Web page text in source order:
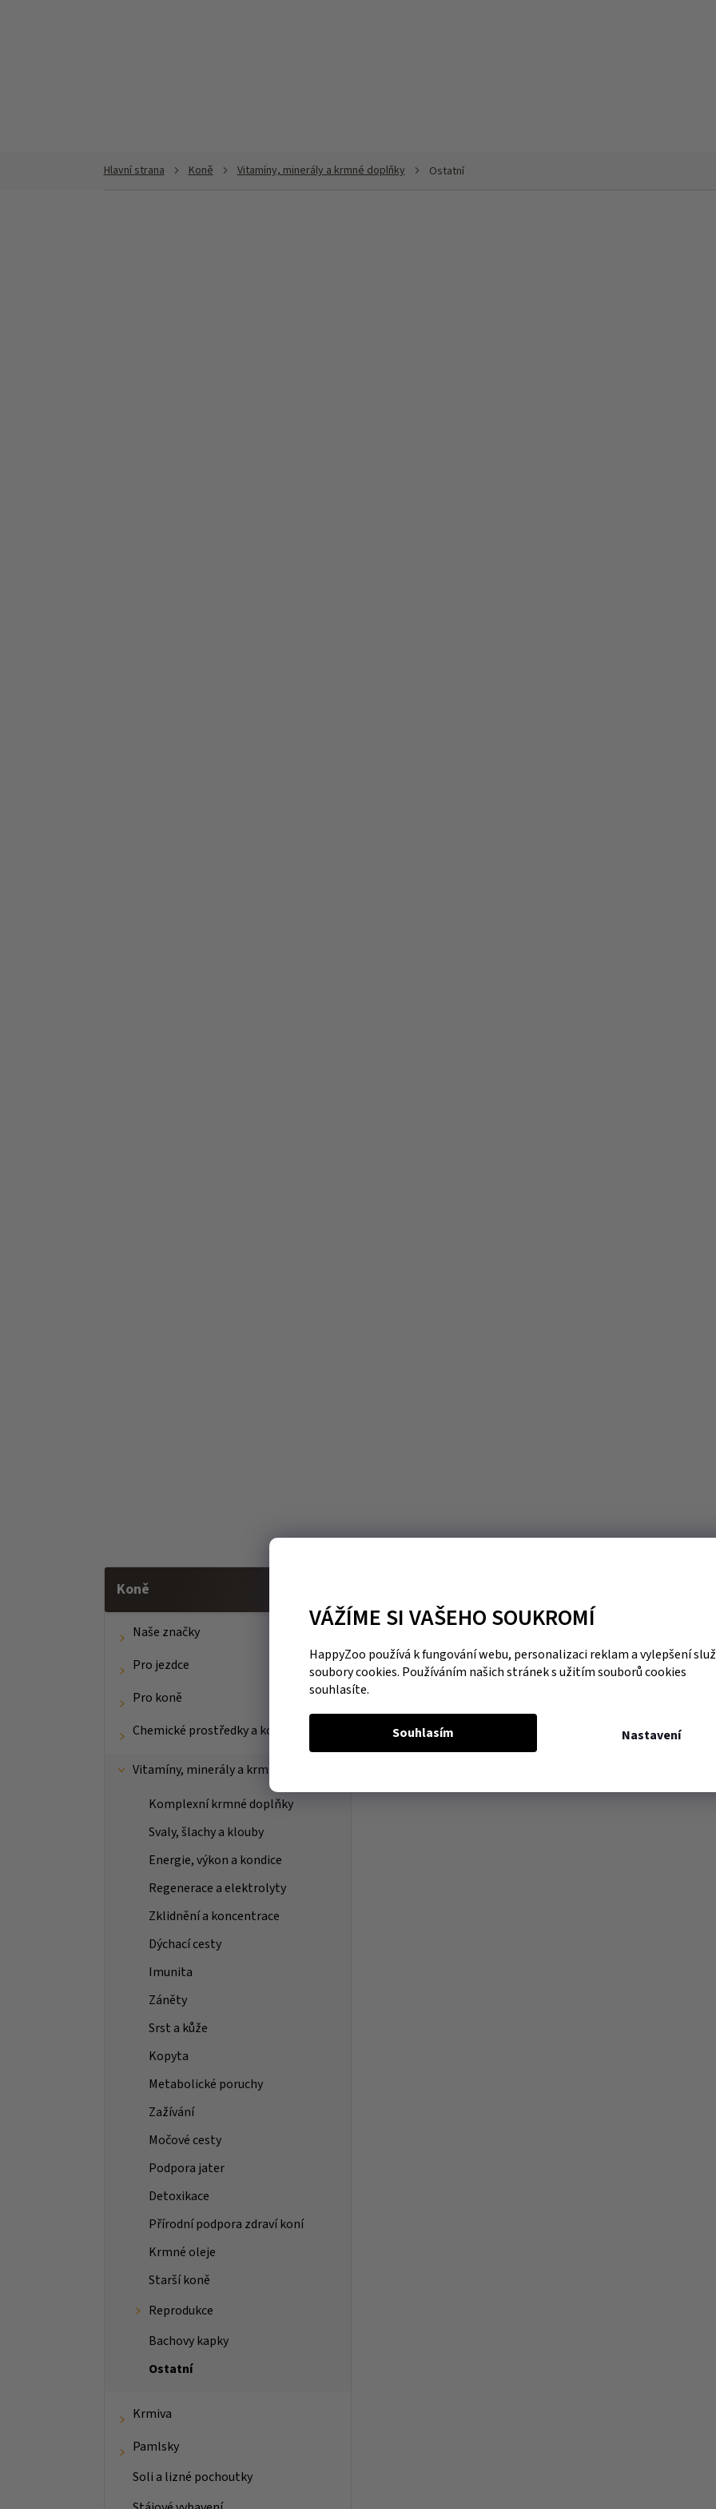
VÁŽÍME SI VAŠEHO SOUKROMÍ
HappyZoo používá k fungování webu, personalizaci reklam a vylepšení
soubory cookies. Používáním našich stránek s užitím souborů cookies
souhlasíte.
Nastavení
Souhlasím
Koně Vitamíny, minerály a krmné doplňky Ostatní
Koně
Naše značky
Pro jezdce
Pro koně
Chemické prostředky a kosmetika
Vitamíny, minerály a krmné doplňky
Komplexní krmné doplňky
Svaly, šlachy a klouby
Energie, výkon a kondice
Regenerace a elektrolyty
Zklidnění a koncentrace
Dýchací cesty
Imunita
Záněty
Srst a kůže
Kopyta
Metabolické poruchy
Zažívání
Močové cesty
Podpora jater
Detoxikace
Přírodní podpora zdraví koní
Krmné oleje
Starší koně
Reprodukce
Bachovy kapky
Ostatní
Krmiva
Pamlsky
Soli a lizné pochoutky